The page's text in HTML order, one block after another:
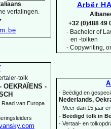
Arbër
+32 (0)488 49
- Bachelor of
en -tolken
- Copywriting,
- Beëdigd en
Nederlands,
- Meer dan 15 jaar
- Beëdigd tolk in
- Vertaal- en
vertalingen.
tolk
OEKRAÏENS -
Raad van Europa